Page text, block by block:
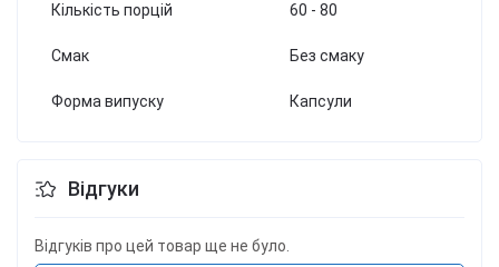
Кількість порцій 60 - 80
Смак Без смаку
Форма випуску Капсули
Відгуки
Відгуків про цей товар ще не було.